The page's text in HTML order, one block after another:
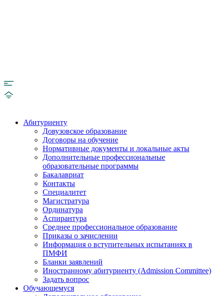
Абитуриенту
Довузовское образование
Договоры на обучение
Нормативные документы и локальные акты
Дополнительные профессиональные
образовательные программы
Бакалавриат
Контакты
Специалитет
Магистратура
Ординатура
Аспирантура
Среднее профессиональное образование
Приказы о зачислении
Информация о вступительных испытаниях в
ПМФИ
Бланки заявлений
Иностранному абитуриенту (Admission Committee)
Задать вопрос
Обучающемуся